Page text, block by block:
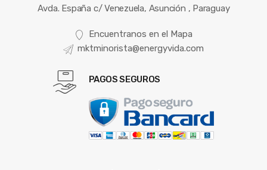
Avda. España c/ Venezuela, Asunción , Paraguay
Encuentranos en el Mapa
mktminorista@energyvida.com
PAGOS SEGUROS